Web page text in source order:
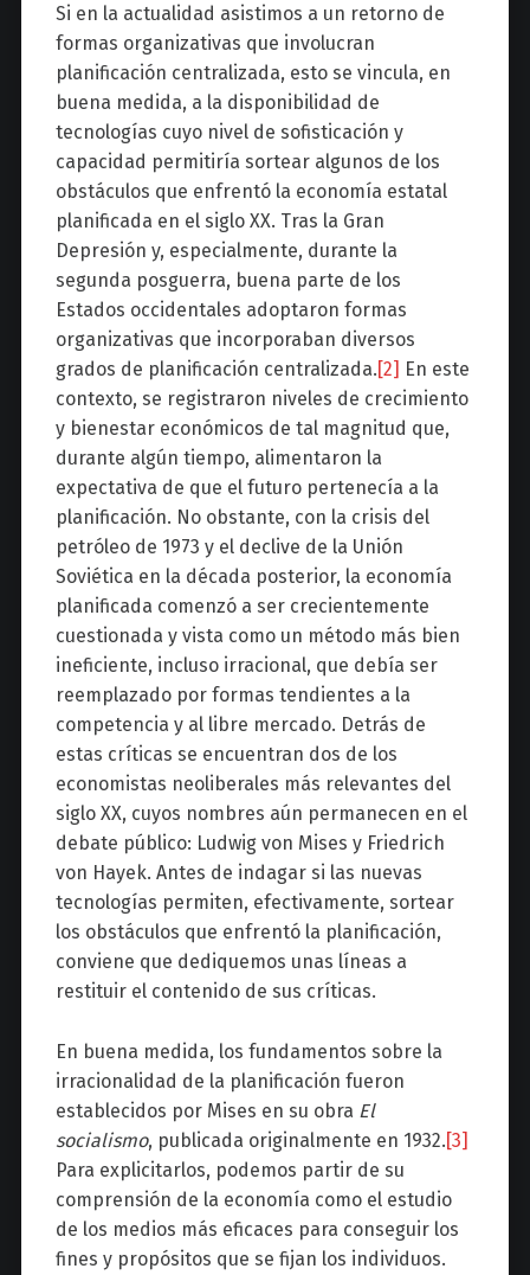
Si en la actualidad asistimos a un retorno de
formas organizativas que involucran
planificación centralizada, esto se vincula, en
buena medida, a la disponibilidad de
tecnologías cuyo nivel de sofisticación y
capacidad permitiría sortear algunos de los
obstáculos que enfrentó la economía estatal
planificada en el siglo XX. Tras la Gran
Depresión y, especialmente, durante la
segunda posguerra, buena parte de los
Estados occidentales adoptaron formas
organizativas que incorporaban diversos
grados de planificación centralizada.[2] En este
contexto, se registraron niveles de crecimiento
y bienestar económicos de tal magnitud que,
durante algún tiempo, alimentaron la
expectativa de que el futuro pertenecía a la
planificación. No obstante, con la crisis del
petróleo de 1973 y el declive de la Unión
Soviética en la década posterior, la economía
planificada comenzó a ser crecientemente
cuestionada y vista como un método más bien
ineficiente, incluso irracional, que debía ser
reemplazado por formas tendientes a la
competencia y al libre mercado. Detrás de
estas críticas se encuentran dos de los
economistas neoliberales más relevantes del
siglo XX, cuyos nombres aún permanecen en el
debate público: Ludwig von Mises y Friedrich
von Hayek. Antes de indagar si las nuevas
tecnologías permiten, efectivamente, sortear
los obstáculos que enfrentó la planificación,
conviene que dediquemos unas líneas a
restituir el contenido de sus críticas.
En buena medida, los fundamentos sobre la
irracionalidad de la planificación fueron
establecidos por Mises en su obra El
socialismo, publicada originalmente en 1932.[3]
Para explicitarlos, podemos partir de su
comprensión de la economía como el estudio
de los medios más eficaces para conseguir los
fines y propósitos que se fijan los individuos.